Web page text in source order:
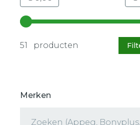
Gebruik de pijltjestoetsen
51 producten
Merken